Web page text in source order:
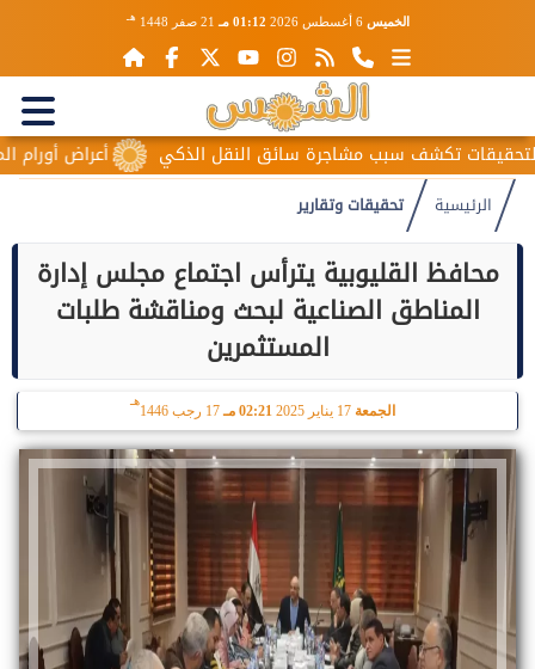
الخميس 6 أغسطس 2026 01:12 مـ 21 صفر 1448 هـ
أعراض أورام تكشف سبب مشاجرة سائق النقل الذكي
الرئيسية تحقيقات وتقارير
محافظ القليوبية يترأس اجتماع مجلس إدارة
المناطق الصناعية لبحث ومناقشة طلبات
المستثمرين
الجمعة 02:21 مـ 17 رجب 1446
هـ